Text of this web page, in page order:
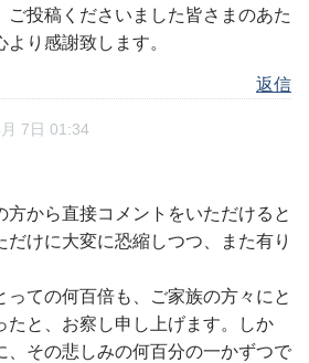
ご投稿くださいました皆さまのあた
り感謝致します。
返信
7日 01:34
から直接コメントをいただけると
だけに大変に恐縮しつつ、また有り
ての何百倍も、ご家族の方々にと
たと、お察し申し上げます。しか
、その悲しみの何百分の一かずつで